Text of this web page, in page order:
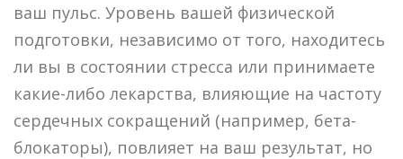
ваш пульс. Уровень вашей физической
подготовки, независимо от того, находитесь
ли вы в состоянии стресса или принимаете
какие-либо лекарства, влияющие на частоту
сердечных сокращений (например, бета-
блокаторы), повлияет на ваш результат, но